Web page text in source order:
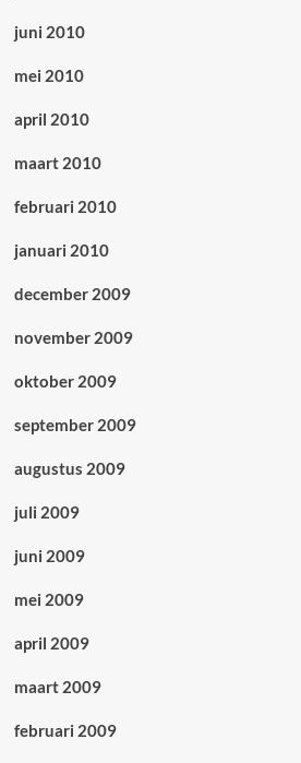
juni 2010
mei 2010
april 2010
maart 2010
februari 2010
januari 2010
december 2009
november 2009
oktober 2009
september 2009
augustus 2009
juli 2009
juni 2009
mei 2009
april 2009
maart 2009
februari 2009